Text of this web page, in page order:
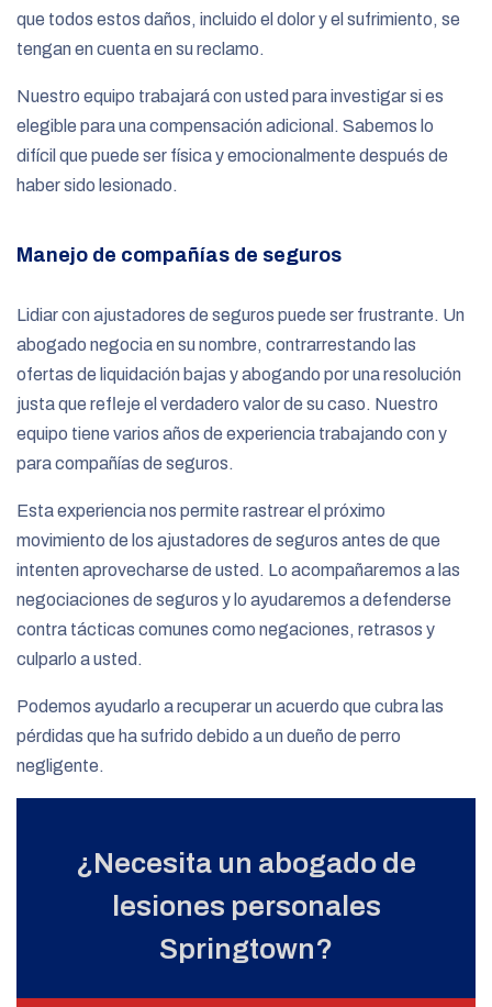
que todos estos daños, incluido el dolor y el sufrimiento, se
tengan en cuenta en su reclamo.
Nuestro equipo trabajará con usted para investigar si es
elegible para una compensación adicional. Sabemos lo
difícil que puede ser física y emocionalmente después de
haber sido lesionado.
Manejo de compañías de seguros
Lidiar con ajustadores de seguros puede ser frustrante. Un
abogado negocia en su nombre, contrarrestando las
ofertas de liquidación bajas y abogando por una resolución
justa que refleje el verdadero valor de su caso. Nuestro
equipo tiene varios años de experiencia trabajando con y
para compañías de seguros.
Esta experiencia nos permite rastrear el próximo
movimiento de los ajustadores de seguros antes de que
intenten aprovecharse de usted. Lo acompañaremos a las
negociaciones de seguros y lo ayudaremos a defenderse
contra tácticas comunes como negaciones, retrasos y
culparlo a usted.
Podemos ayudarlo a recuperar un acuerdo que cubra las
pérdidas que ha sufrido debido a un dueño de perro
negligente.
¿Necesita un abogado de
lesiones personales
Springtown?